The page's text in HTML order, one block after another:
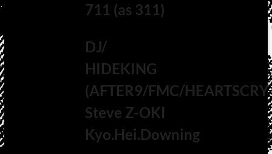
711 (as 311)
DJ/
HIDEKING
(AFTER9/FMC/
Steve Z-OKI
Kyo.Hei.Downing